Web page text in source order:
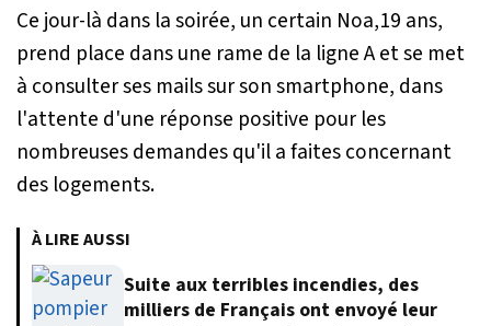
Ce jour-là dans la soirée, un certain Noa,19 ans,
prend place dans une rame de la ligne A et se met
à consulter ses mails sur son smartphone, dans
l'attente d'une réponse positive pour les
nombreuses demandes qu'il a faites concernant
des logements.
À LIRE AUSSI
Suite aux terribles incendies, des
milliers de Français ont envoyé leur